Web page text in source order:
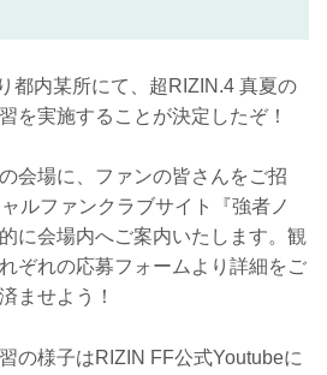
都内某所にて、超RIZIN.4 真夏の
を実施することが決定したぞ！
会場に、ファンの皆さんをご招
ルファンクラブサイト『強者ノ
に会場内へご案内いたします。観
ぞれの応募フォームより詳細をご
ませよう！
の様子はRIZIN FF公式Youtubeに